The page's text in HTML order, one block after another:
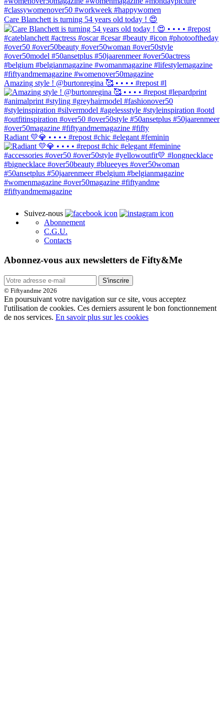
Care Blanchett is turning 54 years old today ! 😍
Amazing style ! @burtonregina 🥰 • • • • #repost #l
Radiant 💛💎 • • • • #repost #chic #elegant #feminin
Suivez-nous
Abonnement
C.G.U.
Contacts
Abonnez-vous aux newsletters de Fifty&Me
S'inscrire
© Fiftyandme 2026
En poursuivant votre navigation sur ce site, vous acceptez
l'utilisation de cookies. Ces derniers assurent le bon fonctionnement
de nos services. En savoir plus sur les cookies